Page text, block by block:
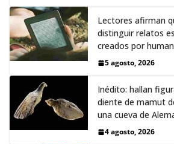
Lectores afirman
distinguir relatos
creados por
5 agosto, 2026
Inédito: hallan
diente de mamut
una cueva de
4 agosto, 2026